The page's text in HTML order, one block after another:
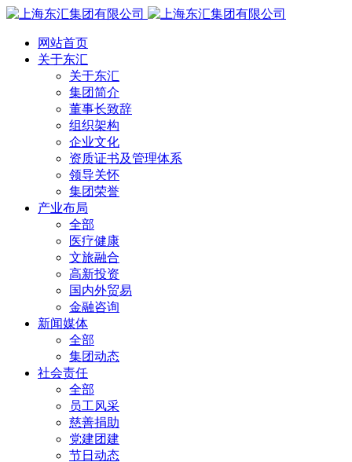
网站首页
关于东汇
关于东汇
集团简介
董事长致辞
组织架构
企业文化
资质证书及管理体系
领导关怀
集团荣誉
产业布局
全部
医疗健康
文旅融合
高新投资
国内外贸易
金融咨询
新闻媒体
全部
集团动态
社会责任
全部
员工风采
慈善捐助
党建团建
节日动态